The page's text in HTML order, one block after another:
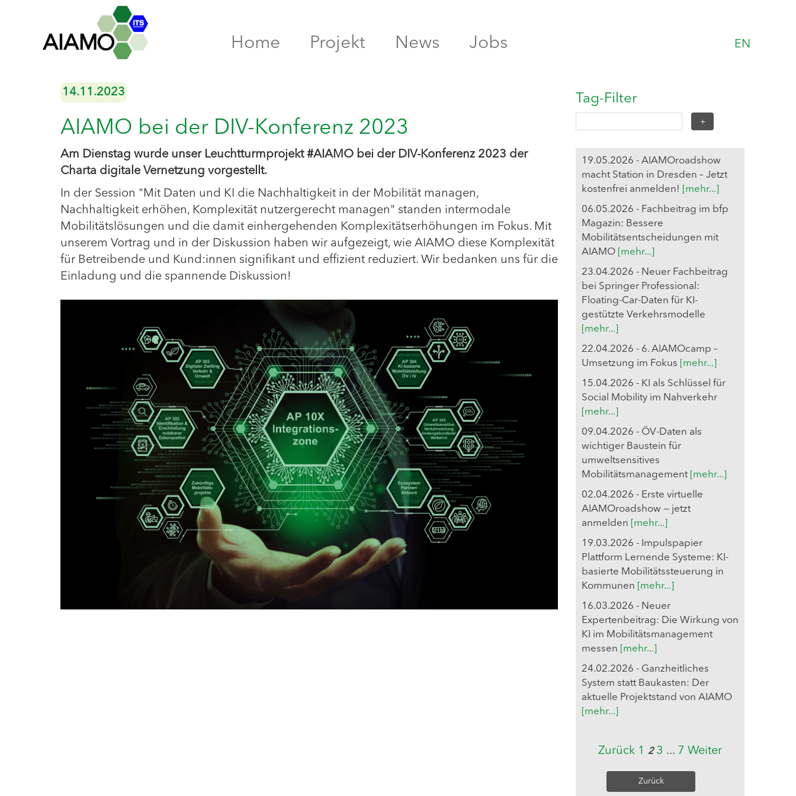
Home Projekt News Jobs EN
14.11.2023
AIAMO bei der DIV-Konferenz 2023
Am Dienstag wurde unser Leuchtturmprojekt #AIAMO bei der DIV-Konferenz 2023 der
Charta digitale Vernetzung vorgestellt.
In der Session "Mit Daten und KI die Nachhaltigkeit in der Mobilität managen,
Nachhaltigkeit erhöhen, Komplexität nutzergerecht managen" standen intermodale
Mobilitätslösungen und die damit einhergehenden Komplexitätserhöhungen im Fokus. Mit
unserem Vortrag und in der Diskussion haben wir aufgezeigt, wie AIAMO diese Komplexität
für Betreibende und Kund:innen signifikant und effizient reduziert. Wir bedanken uns für die
Einladung und die spannende Diskussion!
Tag-Filter
19.05.2026 - AIAMOroadshow
macht Station in Dresden – Jetzt
kostenfrei anmelden!
[mehr...]
06.05.2026 - Fachbeitrag im bfp
Magazin: Bessere
Mobilitätsentscheidungen mit
AIAMO [mehr...]
23.04.2026 - Neuer Fachbeitrag
bei Springer Professional:
Floating-Car-Daten für KI-
gestützte Verkehrsmodelle
[mehr...]
22.04.2026 - 6. AIAMOcamp –
Umsetzung im Fokus
[mehr...]
15.04.2026 - KI als Schlüssel für
Social Mobility im Nahverkehr
[mehr...]
09.04.2026 - ÖV-Daten als
wichtiger Baustein für
umweltsensitives
Mobilitätsmanagement [mehr...]
02.04.2026 - Erste virtuelle
AIAMOroadshow — jetzt
anmelden
[mehr...]
19.03.2026 - Impulspapier
Plattform Lernende Systeme: KI-
basierte Mobilitätssteuerung in
Kommunen
[mehr...]
16.03.2026 - Neuer
Expertenbeitrag: Die Wirkung von
KI im Mobilitätsmanagement
messen
[mehr...]
24.02.2026 - Ganzheitliches
System statt Baukasten: Der
aktuelle Projektstand von AIAMO
[mehr...]
Zurück 1 2 3 ... 7 Weiter
Zurück